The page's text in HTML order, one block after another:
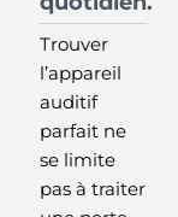
Trouver
l’appareil
auditif
parfait ne
se limite
pas à traiter